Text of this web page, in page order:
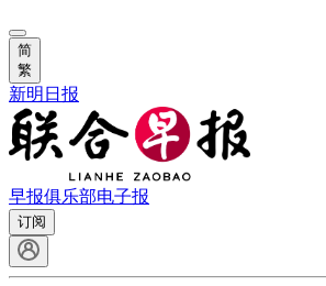
简
繁
新明日报
早报俱乐部电子报
订阅